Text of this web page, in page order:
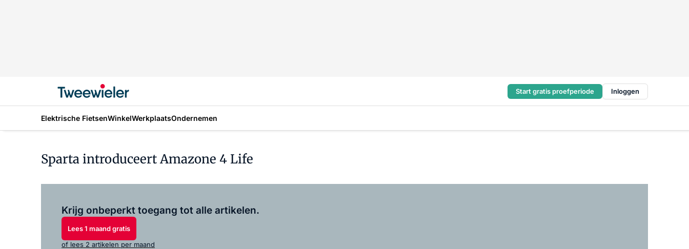
Start gratis proefperiode Inloggen
Elektrische FietsenWinkelWerkplaatsOndernemen
Sparta introduceert Amazone 4 Life
Krijg onbeperkt toegang tot alle artikelen.
Lees 1 maand gratis
of lees 2 artikelen per maand